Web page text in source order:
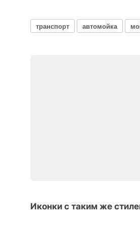
транспорт автомойка
Иконки с таким же